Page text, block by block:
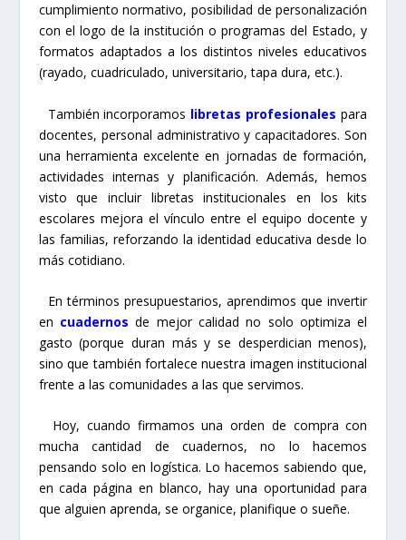
cumplimiento normativo, posibilidad de personalización
con el logo de la institución o programas del Estado, y
formatos adaptados a los distintos niveles educativos
(rayado, cuadriculado, universitario, tapa dura, etc.).
También incorporamos libretas profesionales para
docentes, personal administrativo y capacitadores. Son
una herramienta excelente en jornadas de formación,
actividades internas y planificación. Además, hemos
visto que incluir libretas institucionales en los kits
escolares mejora el vínculo entre el equipo docente y
las familias, reforzando la identidad educativa desde lo
más cotidiano.
En términos presupuestarios, aprendimos que invertir
en cuadernos de mejor calidad no solo optimiza el
gasto (porque duran más y se desperdician menos),
sino que también fortalece nuestra imagen institucional
frente a las comunidades a las que servimos.
Hoy, cuando firmamos una orden de compra con
mucha cantidad de cuadernos, no lo hacemos
pensando solo en logística. Lo hacemos sabiendo que,
en cada página en blanco, hay una oportunidad para
que alguien aprenda, se organice, planifique o sueñe.